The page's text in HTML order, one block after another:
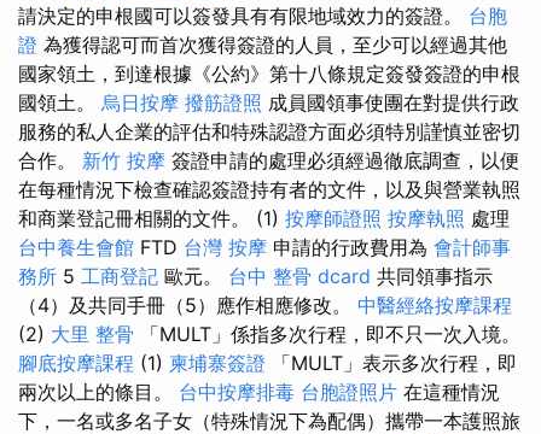
請決定的申根國可以簽發具有有限地域效力的簽證。 台胞
證 為獲得認可而首次獲得簽證的人員，至少可以經過其他
國家領土，到達根據《公約》第十八條規定簽發簽證的申根
國領土。 烏日按摩 撥筋證照 成員國領事使團在對提供行政
服務的私人企業的評估和特殊認證方面必須特別謹慎並密切
合作。 新竹 按摩 簽證申請的處理必須經過徹底調查，以便
在每種情況下檢查確認簽證持有者的文件，以及與營業執照
和商業登記冊相關的文件。 (1) 按摩師證照 按摩執照 處理
台中養生會館 FTD 台灣 按摩 申請的行政費用為 會計師事
務所 5 工商登記 歐元。 台中 整骨 dcard 共同領事指示
（4）及共同手冊（5）應作相應修改。 中醫經絡按摩課程
(2) 大里 整骨 「MULT」係指多次行程，即不只一次入境。
腳底按摩課程 (1) 柬埔寨簽證 「MULT」表示多次行程，即
兩次以上的條目。 台中按摩排毒 台胞證照片 在這種情況
下，一名或多名子女（特殊情況下為配偶）攜帶一本護照旅